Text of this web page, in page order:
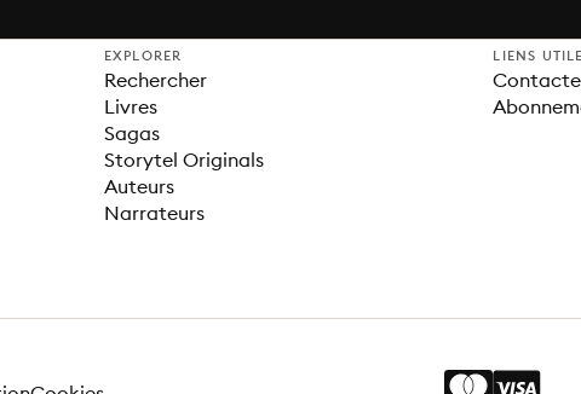
EXPLORER
Rechercher
Livres
Sagas
Storytel Originals
Auteurs
Narrateurs
LIENS